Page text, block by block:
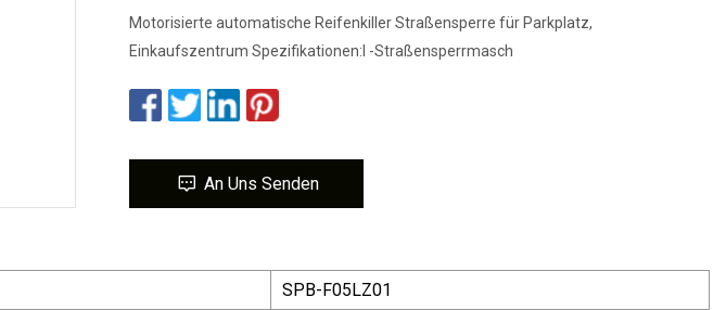
Motorisierte automatische Reifenkiller Straßensperre für Parkplatz,
Einkaufszentrum Spezifikationen:l -Straßensperrmasch
An Uns Senden
SPB-F05LZ01